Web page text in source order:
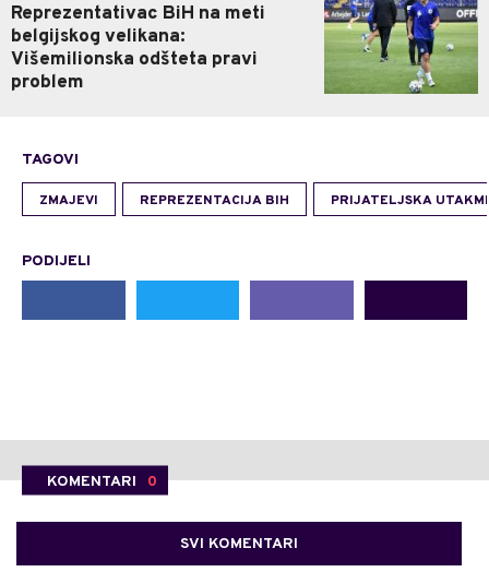
Reprezentativac BiH na meti
belgijskog velikana:
Višemilionska odšteta pravi
problem
TAGOVI
ZMAJEVI REPREZENTACIJA BIH PRIJATELJSKA
PODIJELI
KOMENTARI 0
SVI KOMENTARI